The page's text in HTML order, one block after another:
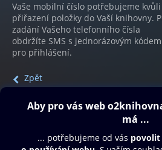
Vaše mobilní číslo potřebujeme kvůli
přiřazení položky do Vaší knihovny.
zadání Vašeho telefonního čísla
obdržíte SMS s jednorázovým kódem
pro přihlášení.
Zpět
Obsah ke stažení